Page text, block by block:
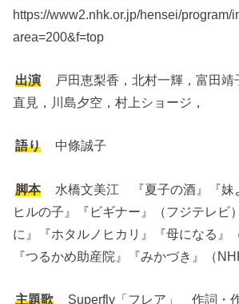
https://www2.nhk.or.jp/hensei/program/
area=200&f=top
出演
戸田恵梨香，北村一輝，富田靖
直見，川島夕空，村上ショージ，
語り 中條誠子
脚本
水橋文美江 『夏子の酒』『妹
ヒルの子』『ビギナー』（フジテレビ
に』『ホタルノヒカリ』『母になる』
『つるかめ助産院』『みかづき』（
主題歌
Superfly「フレア」 作詞・